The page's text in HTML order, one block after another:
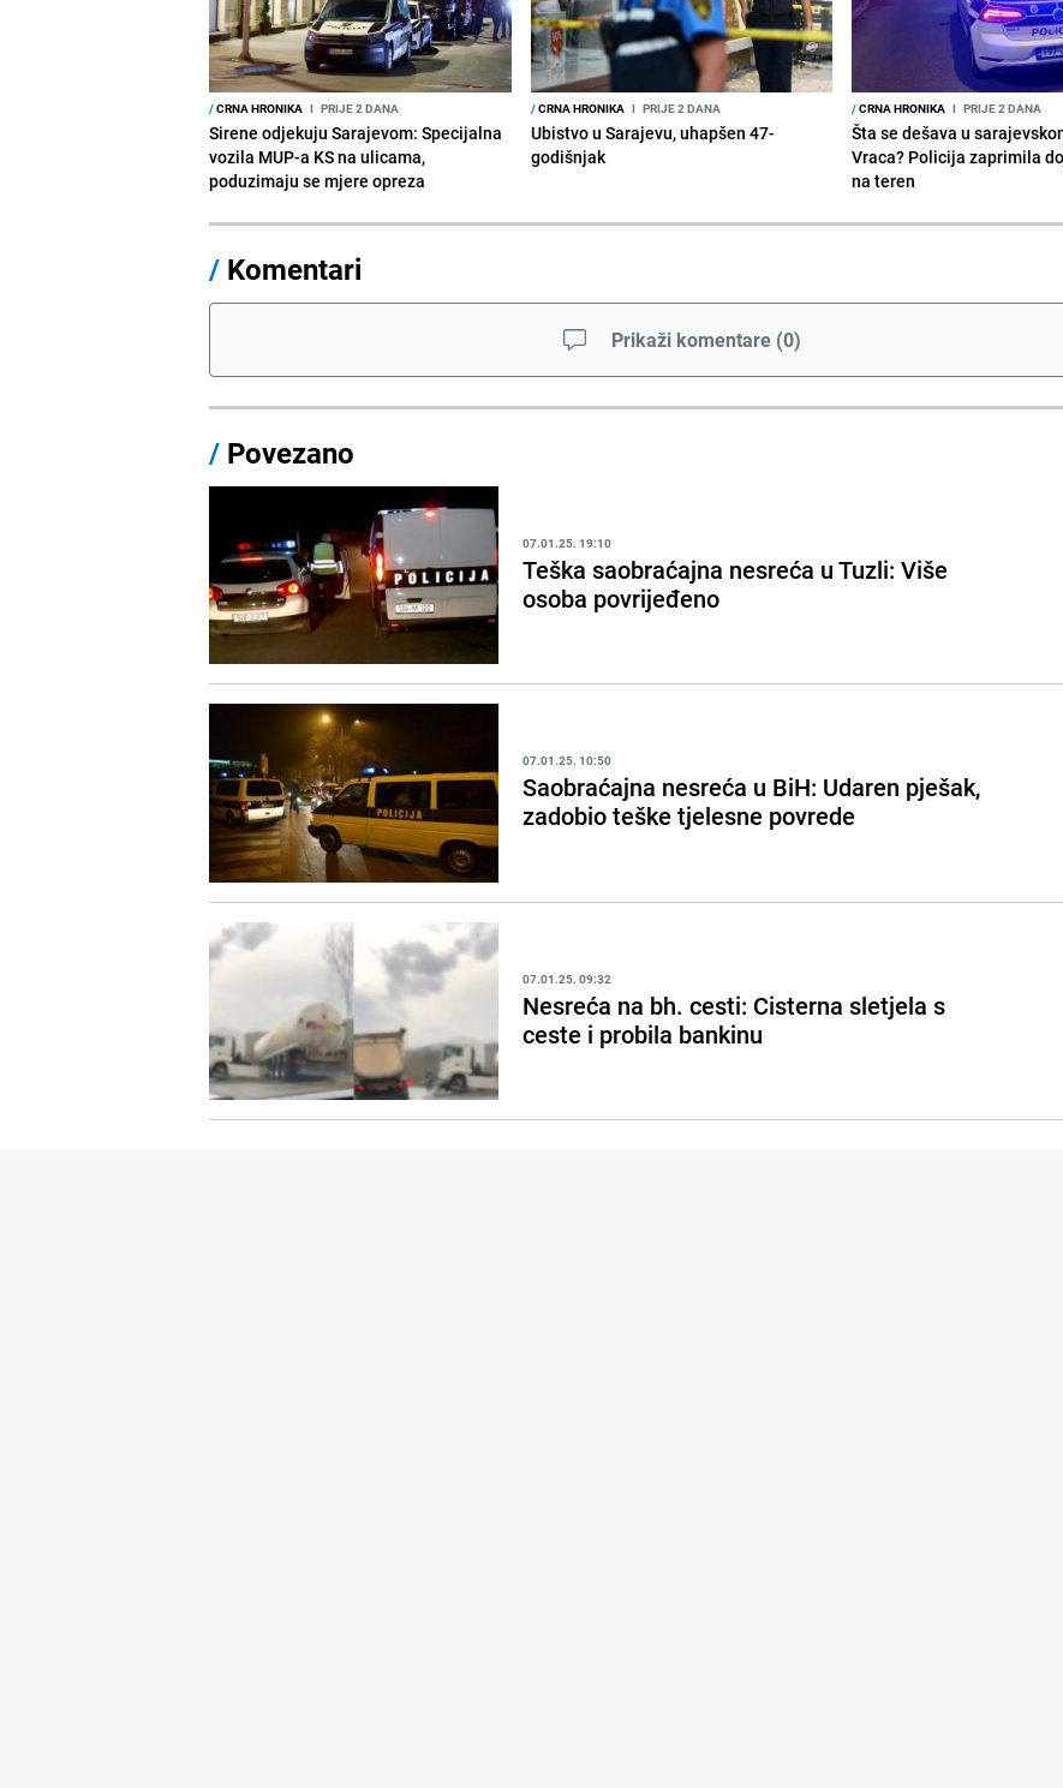
/CRNA HRONIKA I PRIJE 2 DANA
Sirene odjekuju Sarajevom: Specijalna
vozila MUP-a KS na ulicama,
poduzimaju se mjere opreza
/CRNA HRONIKA I PRIJE 2 DANA
Ubistvo u Sarajevu, uhapšen 47-
godišnjak
/CRNA HRONIKA I PRIJE 2 DANA
Šta se dešava u
Vraca? Policija zaprimila
na teren
/ Komentari
Prikaži komentare (0)
/ Povezano
07.01.25. 19:10
Teška saobraćajna nesreća u Tuzli: Više
osoba povrijeđeno
07.01.25. 10:50
Saobraćajna nesreća u BiH: Udaren pješak,
zadobio teške tjelesne povrede
07.01.25. 09:32
Nesreća na bh. cesti: Cisterna sletjela s
ceste i probila bankinu